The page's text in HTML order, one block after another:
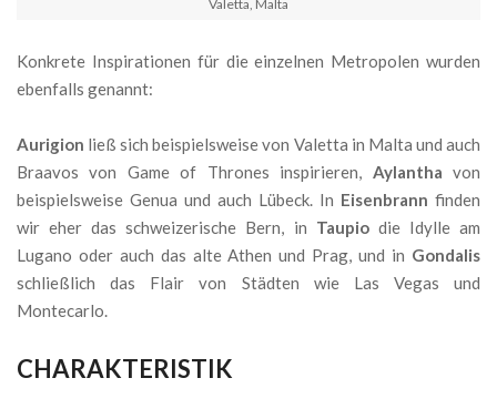
Valetta, Malta
Konkrete Inspirationen für die einzelnen Metropolen wurden
ebenfalls genannt:
Aurigion ließ sich beispielsweise von Valetta in Malta und auch
Braavos von Game of Thrones inspirieren, Aylantha von
beispielsweise Genua und auch Lübeck. In Eisenbrann finden
wir eher das schweizerische Bern, in Taupiodie Idylle am
Lugano oder auch das alte Athen und Prag, und in Gondalis
schließlich das Flair von Städten wie Las Vegas und
Montecarlo.
CHARAKTERISTIK